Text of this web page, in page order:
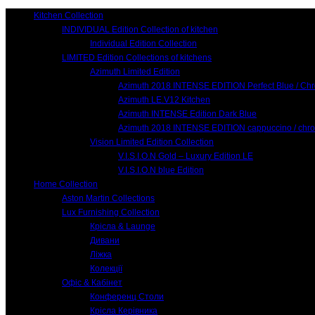
Kitchen Collection
INDIVIDUAL Edition Collection of kitchen
Individual Edition Collection
LIMITED Edition Collections of kitchens
Azimuth Limited Edition
Azimuth 2018 INTENSE EDITION Perfect Blue /
Azimuth LE.V12 Kitchen
Azimuth INTENSE Edition Dark Blue
Azimuth 2018 INTENSE EDITION cappuccino /
Vision Limited Edition Collection
V.I.S.I.O.N Gold – Luxury Edition LE
V.I.S.I.O.N blue Edition
Home Collection
Aston Martin Collections
Lux Furnishing Collection
Крісла & Launge
Дивани
Ліжка
Колекції
Офіс & Кабінет
Конференц Столи
Крісла Керівника